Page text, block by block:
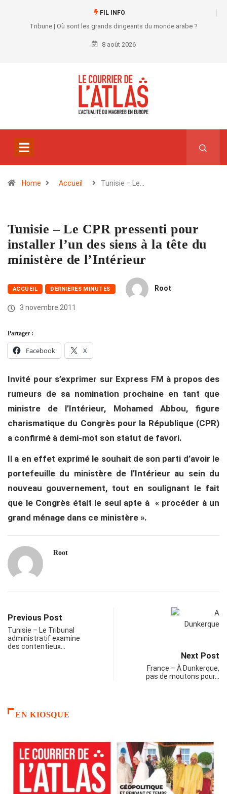
FIL INFO
Tribune | Où sont les grands dirigeants du monde arabe ?
8 août 2026
Home Accueil Tunisie – Le…
Tunisie – Le CPR pressenti pour
installer l’un des siens à la tête du
ministère de l’Intérieur
ACCUEIL DERNIÈRES MINUTES Root
3 novembre 2011
Partager :
Facebook X
Invité pour s’exprimer sur Express FM à propos des
rumeurs de sa nomination prochaine en tant que
ministre de l’Intérieur, Mohamed Abbou, figure
charismatique du Congrès pour la République (CPR)
a confirmé à demi-mot son statut de favori.
Il a en effet exprimé le souhait de son parti d’avoir le
portefeuille du ministère de l’Intérieur au sein du
nouveau gouvernement, tout en soulignant le fait
que le Congrès était le seul apte à « procéder à un
grand ménage dans ce ministère ».
Root
Previous Post
Tunisie – Le Tribunal
administratif examine
des contentieux…
Next Post
France – À Dunkerque,
pas de moutons pour…
EN KIOSQUE